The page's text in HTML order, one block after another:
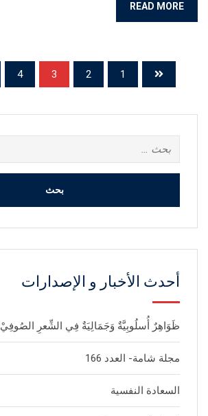
READ MORE
1
2
3
4
عن:
أحدث الأخبار و الإصدارات
ظَوَاهِرٌ أُسلُوبِيَّةٌ وَجَمَالِيَةٌ فِي الشِّعرِ الصُوفِيْ
مجلة شامة- العدد 166
السعادة النفسية